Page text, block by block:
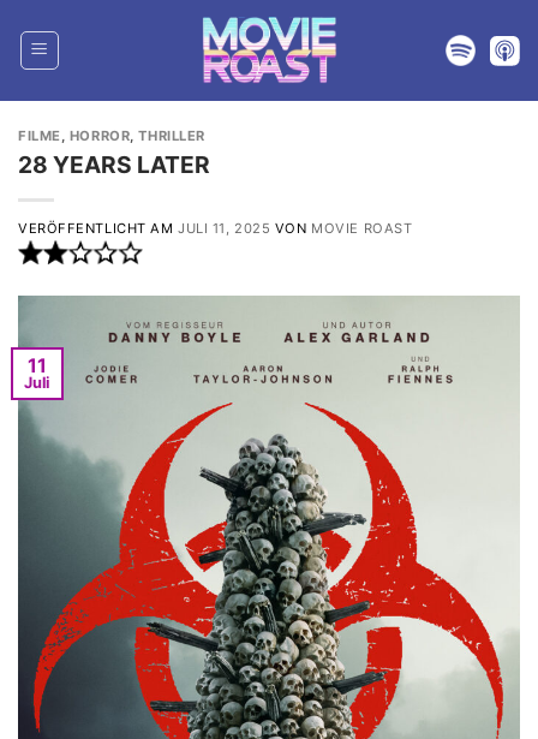
Inhalt
springen
FILME , HORROR,THRILLER
28 YEARS LATER
VERÖFFENTLICHT AMJULI 11, 2025 VON MOVIE ROAST
11
Juli